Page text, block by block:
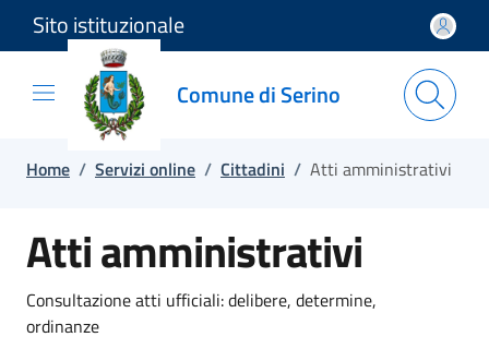
Salta e vai al contenuto
Salta e vai al footer
Sito istituzionale
Comune di Serino
Home / Servizi online / Cittadini / Atti amministrativi
Atti amministrativi
Consultazione atti ufficiali: delibere, determine,
ordinanze